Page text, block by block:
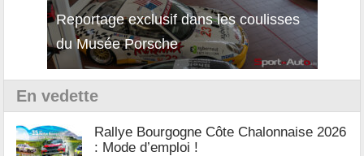
Reportage exclusif dans les coulisses
du Musée Porsche
Découverte de la nouvelle Ferrari
12Cilindri Manuale
En vedette
Rallye Bourgogne Côte Chalonnaise 2026
: Mode d’emploi !